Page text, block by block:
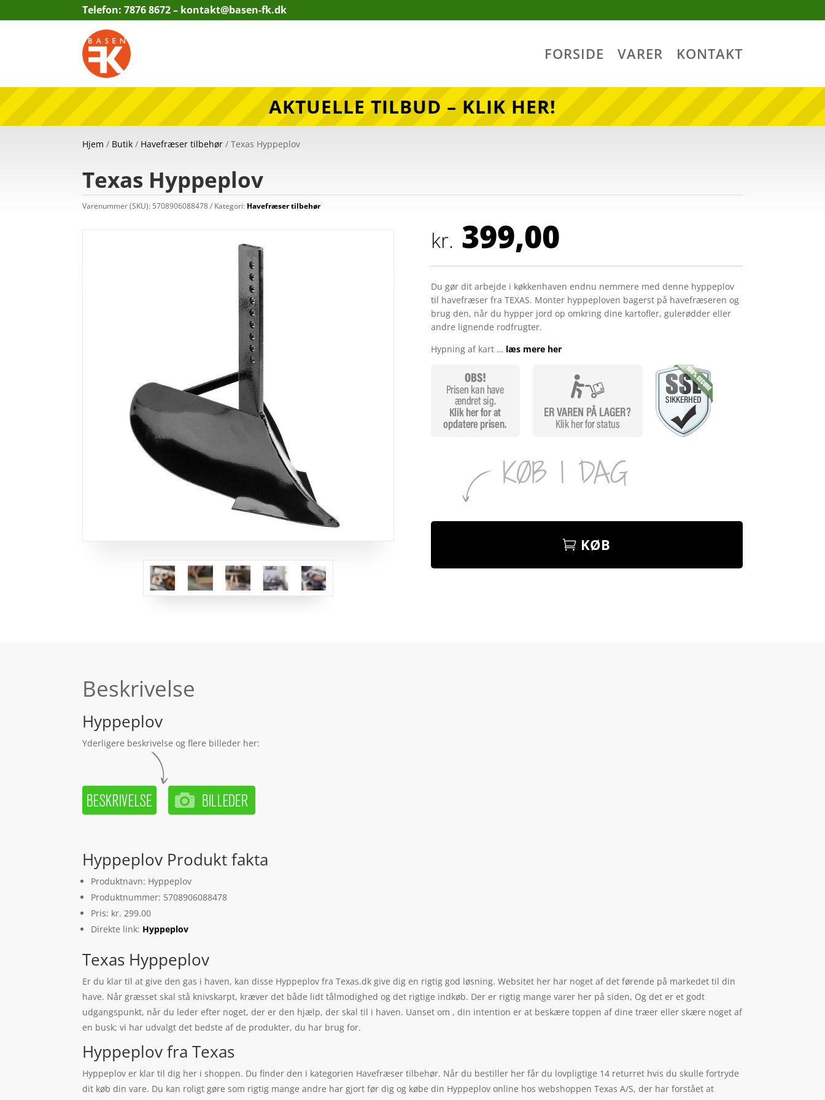
Telefon: 7876 8672 – kontakt@basen-fk.dk
FORSIDE VARER KONTAKT
AKTUELLE TILBUD – KLIK HER!
Hjem / Butik / Havefræser tilbehør / Texas Hyppeplov
Texas Hyppeplov
Varenummer (SKU): 5708906088478 Kategori: Havefræser tilbehør
kr. 399,00
Du gør dit arbejde i køkkenhaven endnu nemmere med denne hyppeplov
til havefræser fra TEXAS. Monter hyppeploven bagerst på havefræseren og
brug den, når du hypper jord op omkring dine kartofler, gulerødder eller
andre lignende rodfrugter.
Hypning af kart … læs mere her
KØB
Beskrivelse
Hyppeplov
Yderligere beskrivelse og flere billeder her:
Hyppeplov Produkt fakta
Produktnavn: Hyppeplov
Produktnummer: 5708906088478
Pris: kr. 299.00
Direkte link: Hyppeplov
Texas Hyppeplov
Er du klar til at give den gas i haven, kan disse Hyppeplov fra Texas.dk give dig en rigtig god løsning. Websitet her har noget af det førende på markedet til din
have. Når græsset skal stå knivskarpt, kræver det både lidt tålmodighed og det rigtige indkøb. Der er rigtig mange varer her på siden, Og det er et godt
udgangspunkt, når du leder efter noget, der er den hjælp, der skal til i haven. Uanset om , din intention er at beskære toppen af dine træer eller skære noget af
en busk; vi har udvalgt det bedste af de produkter, du har brug for.
Hyppeplov fra Texas
Hyppeplov er klar til dig her i shoppen. Du finder den i kategorien Havefræser tilbehør. Når du bestiller her får du lovpligtige 14 returret hvis du skulle fortryde
dit køb din vare. Du kan roligt gøre som rigtig mange andre har gjort før dig og købe din Hyppeplov online hos webshoppen Texas A/S, der har forstået at